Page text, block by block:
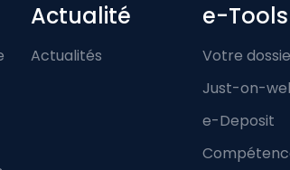
Actualité
Actualités
e-Tools
Votre
Just-on-
e-Deposit